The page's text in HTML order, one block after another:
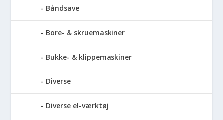
Båndsave
Bore- & skruemaskiner
Bukke- & klippemaskiner
Diverse
Diverse el-værktøj